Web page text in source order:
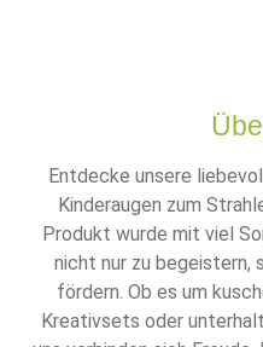
Entdecke unsere
Kinderaugen zum
Produkt wurde mit viel
nicht nur zu begeistern,
fördern. Ob es um
Kreativsets oder